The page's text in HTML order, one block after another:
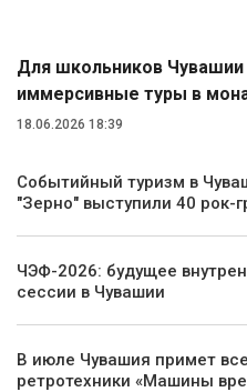
Для школьников
иммерсивные туры в
18.06.2026 18:39
Событийный туризм в
"Зерно" выступили 40 рок-
ЧЭФ-2026: будущее
сессии в Чувашии
В июле Чувашия примет
ретротехники «Машины